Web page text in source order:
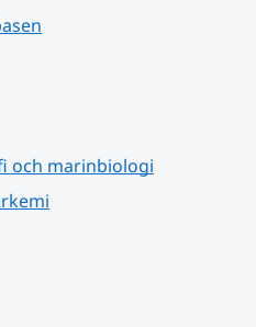
och marinbiologi